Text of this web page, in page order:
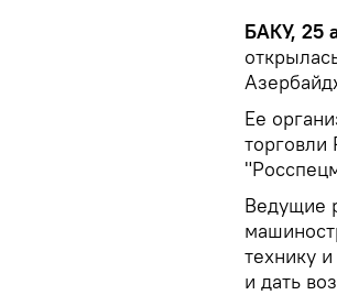
БАКУ, 25
Ее
Ведущие
технику
и дать